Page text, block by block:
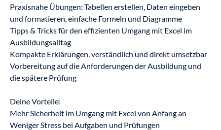
Praxisnahe Übungen: Tabellen erstellen, Daten eingeben
und formatieren, einfache Formeln und Diagramme
Tipps & Tricks für den effizienten Umgang mit Excel im
Ausbildungsalltag
Kompakte Erklärungen, verständlich und direkt umsetzbar
Vorbereitung auf die Anforderungen der Ausbildung und
die spätere Prüfung
Deine Vorteile:
Mehr Sicherheit im Umgang mit Excel von Anfang an
Weniger Stress bei Aufgaben und Prüfungen